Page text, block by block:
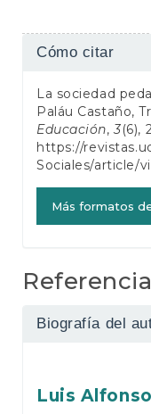
Detalles
artículo
Cómo citar
La sociedad
Paláu Castaño,
Educación,3(6),
https://
Sociales/article/
Más formatos
Biografía del
Luis